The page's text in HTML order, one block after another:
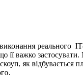
виконання реального
її важко
як відбувається